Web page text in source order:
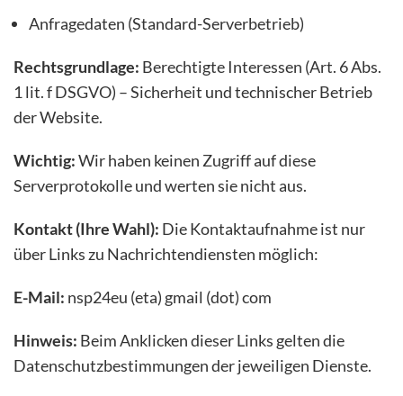
Anfragedaten (Standard-Serverbetrieb)
Rechtsgrundlage: Berechtigte Interessen (Art. 6 Abs.
1 lit. f DSGVO) – Sicherheit und technischer Betrieb
der Website.
Wichtig:Wir haben keinen Zugriff auf diese
Serverprotokolle und werten sie nicht aus.
Kontakt (Ihre Wahl): Die Kontaktaufnahme ist nur
über Links zu Nachrichtendiensten möglich:
E-Mail: nsp24eu (eta) gmail (dot) com
Hinweis: Beim Anklicken dieser Links gelten die
Datenschutzbestimmungen der jeweiligen Dienste.